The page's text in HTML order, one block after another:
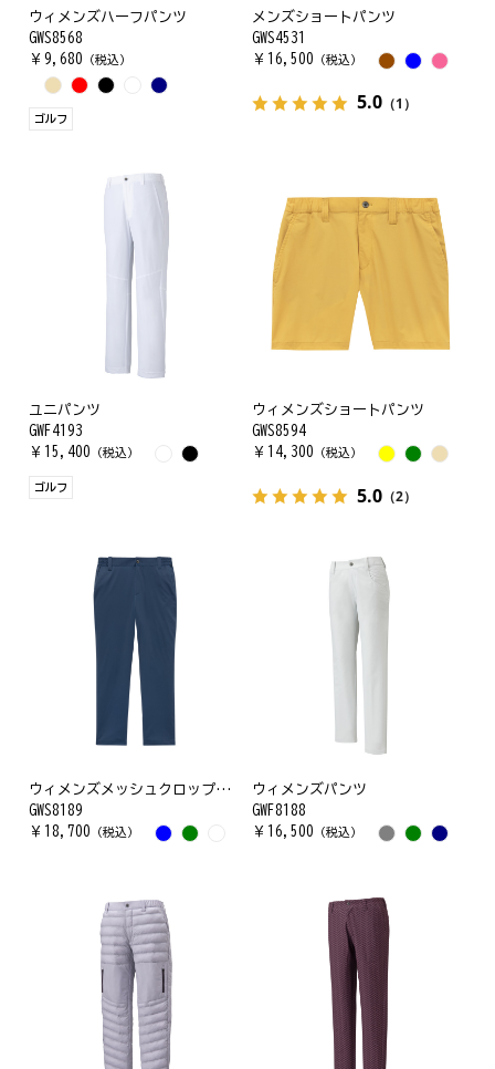
ウィメンズハーフパンツ
GWS8568
￥ 9,680 （税込）
ゴルフ
メンズショートパンツ
GWS4531
￥ 16,500 （税込）
5.0（1）
ユニパンツ
GWF4193
￥ 15,400 （税込）
ゴルフ
ウィメンズショートパンツ
GWS8594
￥ 14,300 （税込）
5.0（2）
ウィメンズメッシュクロップドパンツ
GWS8189
￥ 18,700 （税込）
ウィメンズパンツ
GWF8188
￥ 16,500 （税込）